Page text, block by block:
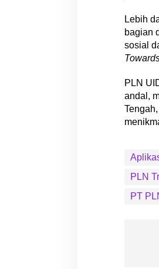
Lebih
bagian
sosial
PLN
andal,
PLN
PT